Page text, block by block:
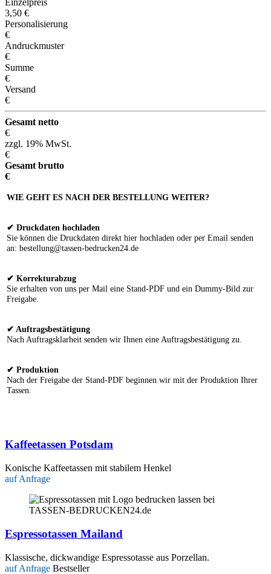
3,50 €
Personalisierung
€
Andruckmuster
€
Summe
€
Versand
€
Gesamt netto
€
zzgl. 19% MwSt.
€
Gesamt brutto
€
WIE GEHT ES NACH DER BESTELLUNG WEITER?
✔ Druckdaten hochladen
Sie können die Druckdaten direkt hier hochladen oder per Email senden
an: bestellung@tassen-bedrucken24.de
✔ Korrekturabzug
Sie erhalten von uns per Mail eine Stand-PDF und ein Dummy-Bild zur
Freigabe.
✔ Auftragsbestätigung
Nach Auftragsklarheit senden wir Ihnen eine Auftragsbestätigung zu.
✔ Produktion
Nach der Freigabe der Stand-PDF beginnen wir mit der Produktion Ihrer
Tassen.
Kaffeetassen Potsdam
Konische Kaffeetassen mit stabilem Henkel
auf Anfrage
Espressotassen Mailand
Klassische, dickwandige Espressotasse aus Porzellan.
auf Anfrage Bestseller